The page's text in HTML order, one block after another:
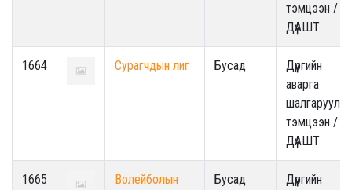
тэмцээн /
ДүАШТ
1664 Сурагчдын лиг Бусад
Дүүргийн
аварга
шалгаруулах
тэмцээн /
ДүАШТ
1665
Волейболын
Бусад
Дүүргийн